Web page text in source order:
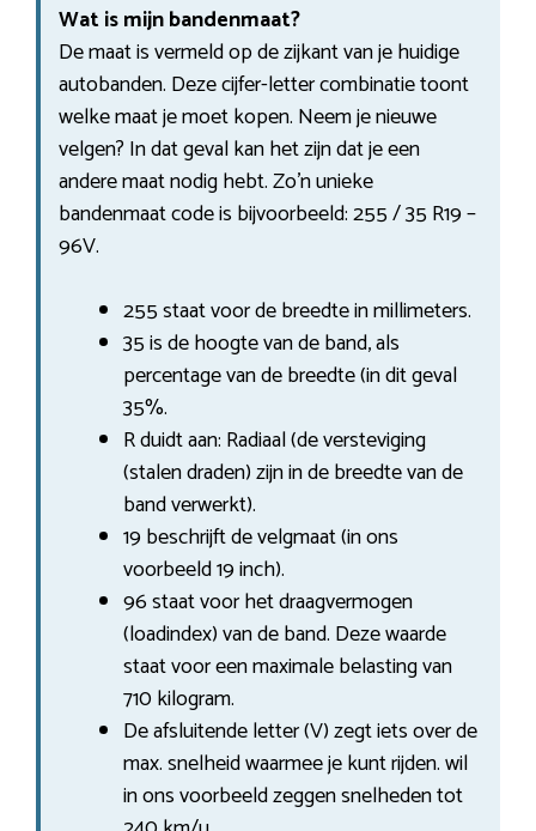
Wat is mijn bandenmaat?
De maat is vermeld op de zijkant van je huidige
autobanden. Deze cijfer-letter combinatie toont
welke maat je moet kopen. Neem je nieuwe
velgen? In dat geval kan het zijn dat je een
andere maat nodig hebt. Zo’n unieke
bandenmaat code is bijvoorbeeld: 255 / 35 R19 –
96V.
255 staat voor de breedte in millimeters.
35 is de hoogte van de band, als
percentage van de breedte (in dit geval
35%.
R duidt aan: Radiaal (de versteviging
(stalen draden) zijn in de breedte van de
band verwerkt).
19 beschrijft de velgmaat (in ons
voorbeeld 19 inch).
96 staat voor het draagvermogen
(loadindex) van de band. Deze waarde
staat voor een maximale belasting van
710 kilogram.
De afsluitende letter (V) zegt iets over de
max. snelheid waarmee je kunt rijden. wil
in ons voorbeeld zeggen snelheden tot